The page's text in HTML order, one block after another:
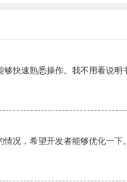
快速熟悉操作。我不用看说明
况，希望开发者能够优化一下。